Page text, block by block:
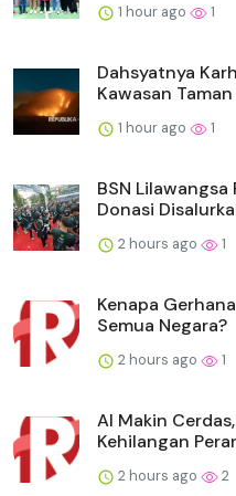
1 hour ago 1
Dahsyatnya
Kawasan
1 hour ago 1
BSN
Donasi
2 hours ago 1
Kenapa
Semua Negara?
2 hours ago 1
AI Makin
Kehilangan
2 hours ago 2